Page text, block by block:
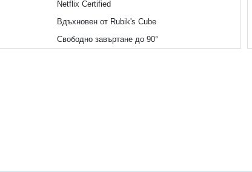
Netflix Certified
Вдъхновен от Rubik's Cube
Свободно завъртане до 90°